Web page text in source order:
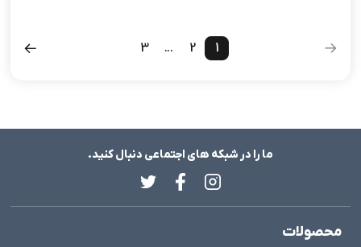
1
2
...
3
ما را در شبکه های اجتماعی دنبال کنید.
محصولات